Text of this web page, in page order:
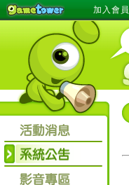
加入會員